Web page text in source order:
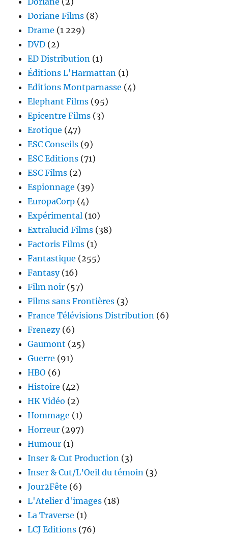
Doriane Films (8)
Drame (1 229)
DVD (2)
ED Distribution (1)
Éditions L'Harmattan (1)
Editions Montparnasse (4)
Elephant Films (95)
Epicentre Films (3)
Erotique (47)
ESC Conseils (9)
ESC Editions (71)
ESC Films (2)
Espionnage (39)
EuropaCorp (4)
Expérimental (10)
Extralucid Films (38)
Factoris Films (1)
Fantastique (255)
Fantasy(16)
Film noir (57)
Films sans Frontières (3)
France Télévisions Distribution (6)
Frenezy(6)
Gaumont (25)
Guerre (91)
HBO (6)
Histoire (42)
HK Vidéo (2)
Hommage (1)
Horreur (297)
Humour (1)
Inser & Cut Production (3)
Inser & Cut/L’Oeil du témoin (3)
Jour2Fête (6)
L'Atelier d'images (18)
La Traverse (1)
LCJ Editions (76)